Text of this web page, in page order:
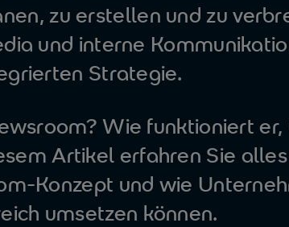
zu erstellen und zu
und interne
Strategie.
Wie funktioniert
Artikel erfahren Sie
Konzept und wie
umsetzen können.